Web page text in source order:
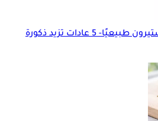
رفع هرمون التستوستيرون طبيعيًا- 5 عادات تزيد ذكورة